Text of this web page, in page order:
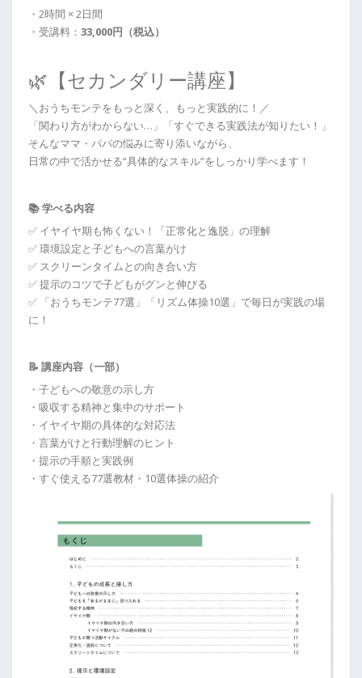
・2時間 × 2日間
・受講料： 33,000円（税込）
🌿【セカンダリー講座】
＼おうちモンテをもっと深く、もっと実践的に！／
「関わり方がわからない…」「すぐできる実践法が知りたい！」
そんなママ・パパの悩みに寄り添いながら、
日常の中で活かせる“具体的なスキル”をしっかり学べます！
📚 学べる内容
✅ イヤイヤ期も怖くない！「正常化と逸脱」の理解
✅ 環境設定と子どもへの言葉がけ
✅ スクリーンタイムとの向き合い方
✅ 提示のコツで子どもがグンと伸びる
✅ 「おうちモンテ77選」「リズム体操10選」で毎日が実践の場
に！
📝 講座内容（一部）
・子どもへの敬意の示し方
・吸収する精神と集中のサポート
・イヤイヤ期の具体的な対応法
・言葉がけと行動理解のヒント
・提示の手順と実践例
・すぐ使える77選教材・10選体操の紹介